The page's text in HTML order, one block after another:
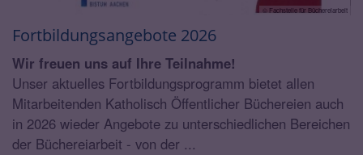
© Fachstelle für Büchereiarbeit
Fortbildungsangebote 2026
Wir freuen uns auf Ihre Teilnahme!
Unser aktuelles Fortbildungsprogramm bietet allen
Mitarbeitenden Katholisch Öffentlicher Büchereien auch
in 2026 wieder Angebote zu unterschiedlichen Bereichen
der Büchereiarbeit - von der ...